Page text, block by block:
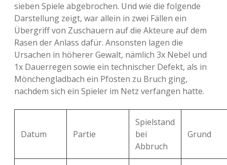
sieben Spiele abgebrochen. Und wie die folgende
Darstellung zeigt, war allein in zwei Fällen ein
Übergriff von Zuschauern auf die Akteure auf dem
Rasen der Anlass dafür. Ansonsten lagen die
Ursachen in höherer Gewalt, nämlich 3x Nebel und
1x Dauerregen sowie ein technischer Defekt, als in
Mönchengladbach ein Pfosten zu Bruch ging,
nachdem sich ein Spieler im Netz verfangen hatte.
Datum Partie
Spielstand
bei
Abbruch
Grund